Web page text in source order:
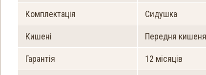
Комплектація Сидушка
Кишені Передня кишеня
Гарантія 12 місяців